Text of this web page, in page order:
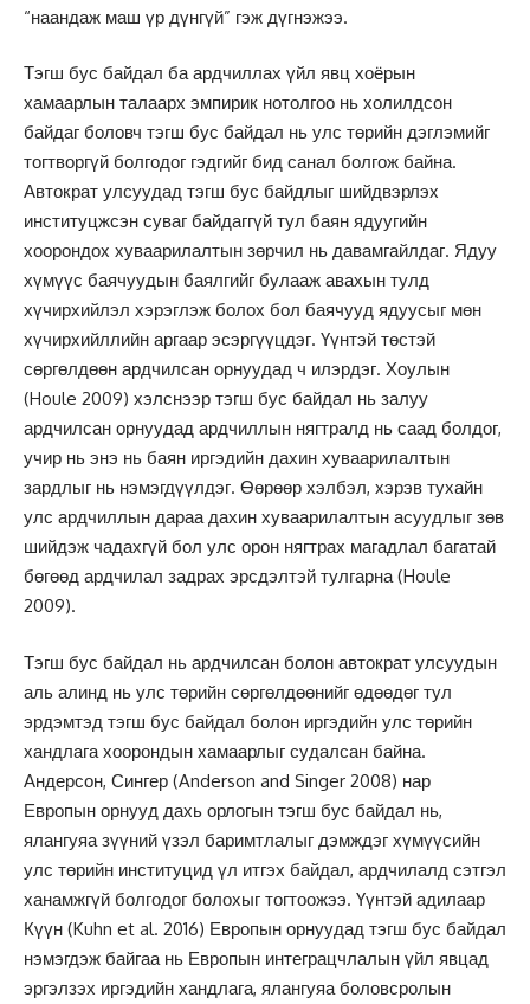
“наандаж маш үр дүнгүй” гэж дүгнэжээ.
Тэгш бус байдал ба ардчиллах үйл явц хоёрын
хамаарлын талаарх эмпирик нотолгоо нь холилдсон
байдаг боловч тэгш бус байдал нь улс төрийн дэглэмийг
тогтворгүй болгодог гэдгийг бид санал болгож байна.
Автократ улсуудад тэгш бус байдлыг шийдвэрлэх
институцжсэн суваг байдаггүй тул баян ядуугийн
хоорондох хуваарилалтын зөрчил нь давамгайлдаг. Ядуу
хүмүүс баячуудын баялгийг булааж авахын тулд
хүчирхийлэл хэрэглэж болох бол баячууд ядуусыг мөн
хүчирхийллийн аргаар эсэргүүцдэг. Үүнтэй төстэй
сөргөлдөөн ардчилсан орнуудад ч илэрдэг. Хоулын
(Houle 2009) хэлснээр тэгш бус байдал нь залуу
ардчилсан орнуудад ардчиллын нягтралд нь саад болдог,
учир нь энэ нь баян иргэдийн дахин хуваарилалтын
зардлыг нь нэмэгдүүлдэг. Өөрөөр хэлбэл, хэрэв тухайн
улс ардчиллын дараа дахин хуваарилалтын асуудлыг зөв
шийдэж чадахгүй бол улс орон нягтрах магадлал багатай
бөгөөд ардчилал задрах эрсдэлтэй тулгарна (Houle
2009).
Тэгш бус байдал нь ардчилсан болон автократ улсуудын
аль алинд нь улс төрийн сөргөлдөөнийг өдөөдөг тул
эрдэмтэд тэгш бус байдал болон иргэдийн улс төрийн
хандлага хоорондын хамаарлыг судалсан байна.
Андерсон, Сингер (Anderson and Singer 2008) нар
Европын орнууд дахь орлогын тэгш бус байдал нь,
ялангуяа зүүний үзэл баримтлалыг дэмждэг хүмүүсийн
улс төрийн институцид үл итгэх байдал, ардчилалд сэтгэл
ханамжгүй болгодог болохыг тогтоожээ. Үүнтэй адилаар
Күүн (Kuhn et al. 2016) Европын орнуудад тэгш бус байдал
нэмэгдэж байгаа нь Европын интеграцчлалын үйл явцад
эргэлзэх иргэдийн хандлага, ялангуяа боловсролын